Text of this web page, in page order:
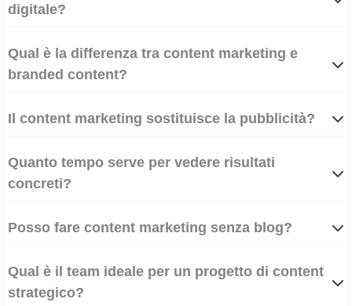
digitale?
Qual è la differenza tra content marketing e
branded content?
Il content marketing sostituisce la pubblicità?
Quanto tempo serve per vedere risultati
concreti?
Posso fare content marketing senza blog?
Qual è il team ideale per un progetto di content
strategico?